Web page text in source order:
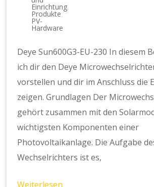
Einrichtung,
Produkte
PV-
Hardware
Deye Sun600G3-EU-230 In diesem
ich dir den Deye
vorstellen und dir im Anschluss die
zeigen. Grundlagen Der
gehört zusammen mit den
wichtigsten Komponenten einer
Photovoltaikanlage. Die Aufgabe
Wechselrichters ist es,
Weiterlesen